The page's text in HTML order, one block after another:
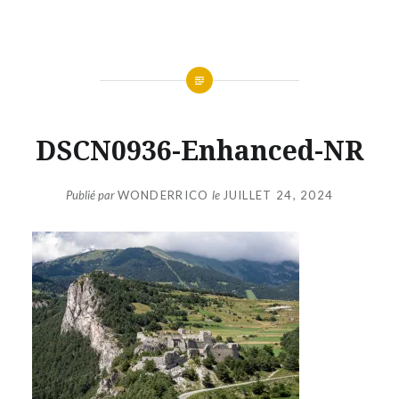
DSCN0936-Enhanced-NR
Publié parWONDERRICO le JUILLET 24, 2024